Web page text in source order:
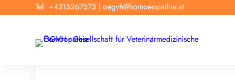
Tel: +4315267575 | oegvh@homoeopathie.at